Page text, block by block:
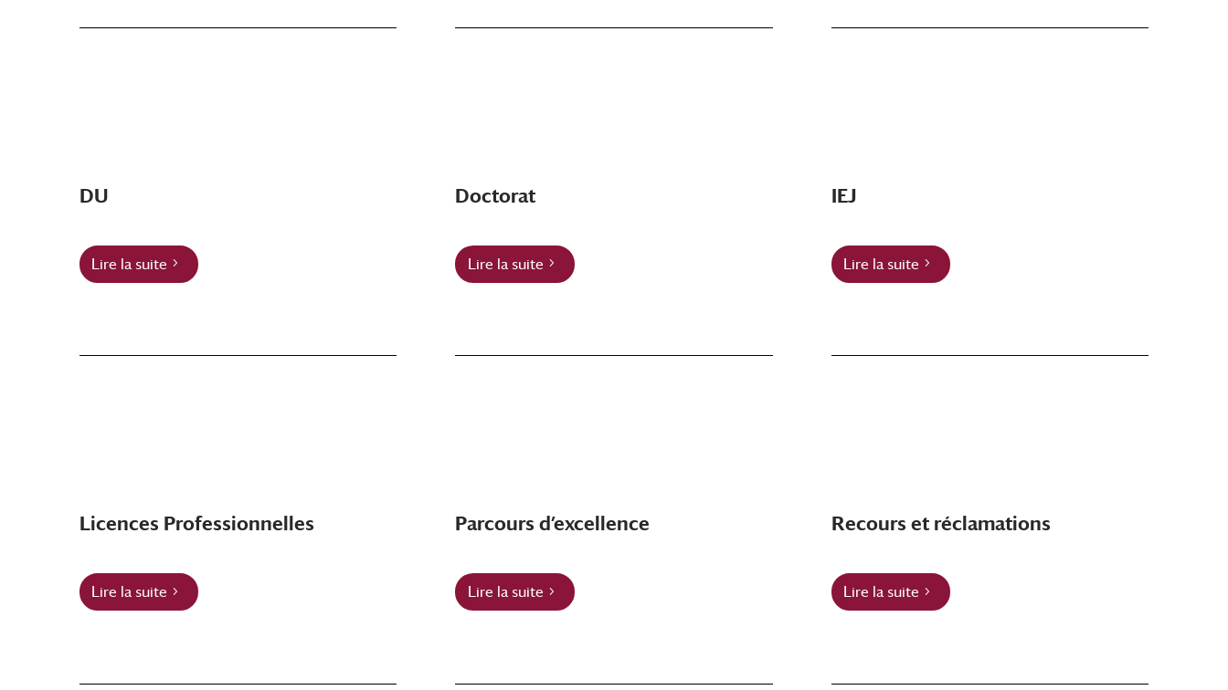
DU
Lire la suite
Doctorat
Lire la suite
IEJ
Lire la suite
Licences Professionnelles
Lire la suite
Parcours d’excellence
Lire la suite
Recours et réclamations
Lire la suite